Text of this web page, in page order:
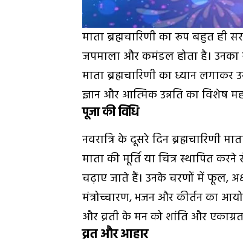
माता ब्रह्मचारिणी का रूप बहुत ही
जपमाला और कमंडल होता है। उनका
माता ब्रह्मचारिणी का ध्यान लगाकर
ज्ञान और आत्मिक उन्नति का विशेष
पूजा की विधि
नवरात्रि के दूसरे दिन ब्रह्मचारिणी
माता की मूर्ति या चित्र स्थापित
चढ़ाए जाते हैं। उनके चरणों मेंफूल,
मंत्रोच्चारण, भजन और कीर्तन का
और व्रती के मन को शांति और
व्रत और आहार